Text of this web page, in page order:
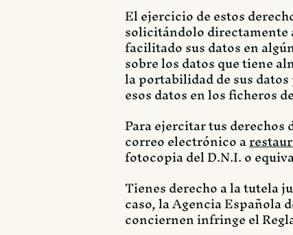
El ejercicio de estos
solicitándolo directamente
facilitado sus datos en
sobre los datos que tiene
la portabilidad de sus
esos datos en los ficheros
Para ejercitar tus
correo electrónico a
fotocopia del D.N.I. o
Tienes derecho a la tutela
caso, la Agencia Española
conciernen infringe el